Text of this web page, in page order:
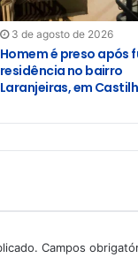
3 de agosto de 2026
Homem é preso após
residência no bairro
Laranjeiras, em
Campos